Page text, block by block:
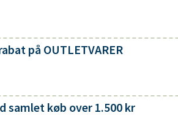
på OUTLETVARER
samlet køb over 1.500 kr